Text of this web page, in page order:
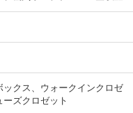
クス、ウォークインクロゼ
ズクロゼット